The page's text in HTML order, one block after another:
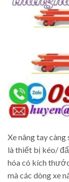
Xe nâng tay
là thiết bị kéo/
hóa có kích
mà các dòng xe